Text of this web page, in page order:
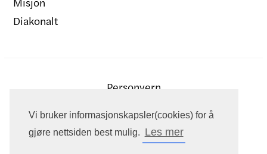
Vi bruker informasjonskapsler(cookies) for å
gjøre nettsiden best mulig. Les mer
Diakonalt
Personvern